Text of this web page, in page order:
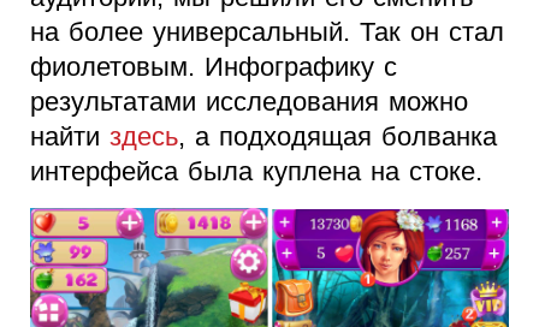
на более универсальный. Так он стал
фиолетовым. Инфографику с
результатами исследования можно
найти здесь, а подходящая болванка
интерфейса была куплена на стоке.